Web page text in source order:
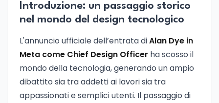
Introduzione: un passaggio storico
nel mondo del design tecnologico
L'annuncio ufficiale dell’entrata diAlan Dye in
Meta come Chief Design Officer ha scosso il
mondo della tecnologia, generando un ampio
dibattito sia tra addetti ai lavori sia tra
appassionati e semplici utenti. Il passaggio di